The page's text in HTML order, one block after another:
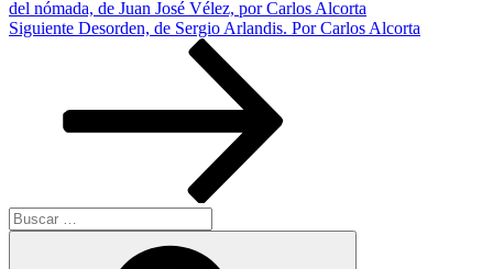
del nómada, de Juan José Vélez, por Carlos Alcorta
Siguiente
Siguiente Desorden, de Sergio Arlandis. Por Carlos Alcorta
Buscar
por: